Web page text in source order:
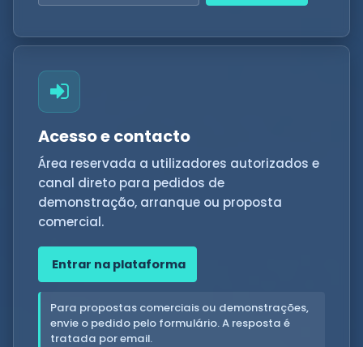
Acesso e contacto
Área reservada a utilizadores autorizados e
canal direto para pedidos de
demonstração, arranque ou proposta
comercial.
Entrar na plataforma
Para propostas comerciais ou demonstrações,
envie o pedido pelo formulário. A resposta é
tratada por email.